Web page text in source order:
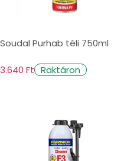
Soudal Purhab téli 750ml
3.640 Ft Raktáron